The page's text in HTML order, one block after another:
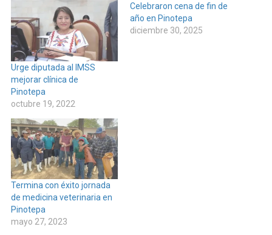
Urge diputada al IMSS
mejorar clínica de
Pinotepa
octubre 19, 2022
Celebraron cena de fin de
año en Pinotepa
diciembre 30, 2025
Termina con éxito jornada
de medicina veterinaria en
Pinotepa
mayo 27, 2023